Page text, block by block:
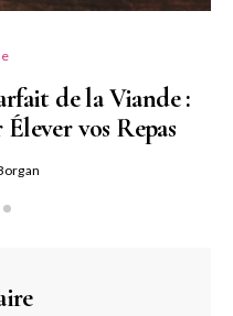
de la Viande :
vos Repas